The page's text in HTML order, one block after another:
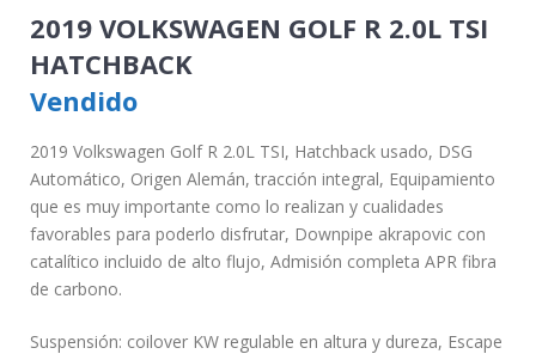
2019 VOLKSWAGEN GOLF R 2.0L TSI
HATCHBACK
Vendido
2019 Volkswagen Golf R 2.0L TSI, Hatchback usado, DSG
Automático, Origen Alemán, tracción integral, Equipamiento
que es muy importante como lo realizan y cualidades
favorables para poderlo disfrutar, Downpipe akrapovic con
catalítico incluido de alto flujo, Admisión completa APR fibra
de carbono.
Suspensión: coilover KW regulable en altura y dureza, Escape